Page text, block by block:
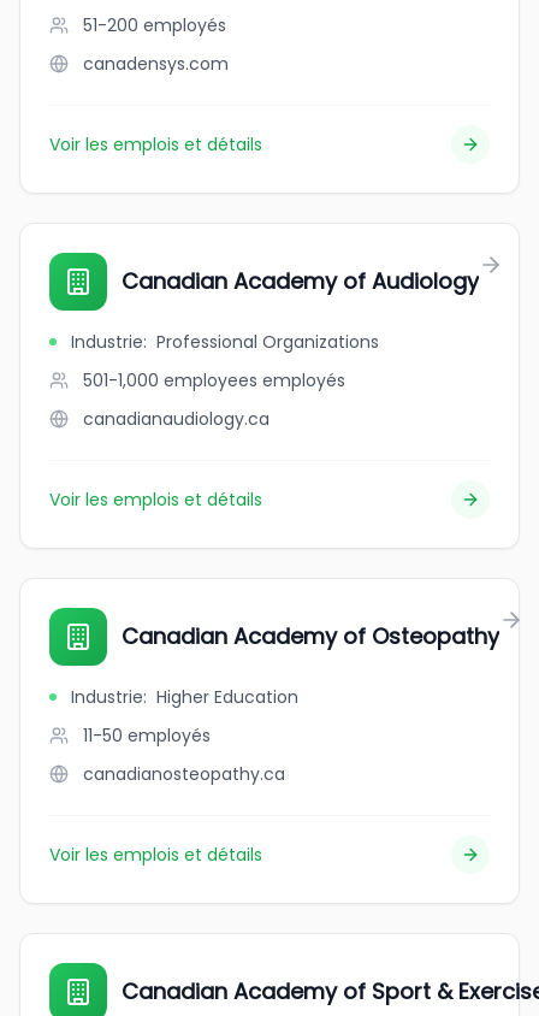
51-200 employés
canadensys.com
Voir les emplois et détails
Canadian Academy of Audiology
Industrie: Professional Organizations
501-1,000 employees employés
canadianaudiology.ca
Voir les emplois et détails
Canadian Academy of Osteopathy
Industrie: Higher Education
11-50 employés
canadianosteopathy.ca
Voir les emplois et détails
Canadian Academy of Sport &